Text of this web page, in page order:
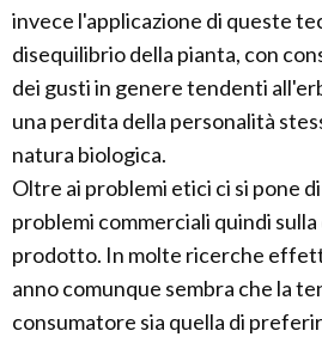
invece l'applicazione di queste
disequilibrio della pianta, con
dei gusti in genere tendenti
una perdita della personalità
natura biologica.
Oltre ai problemi etici ci si pone
problemi commerciali quindi
prodotto. In molte ricerche
anno comunque sembra che la
consumatore sia quella di